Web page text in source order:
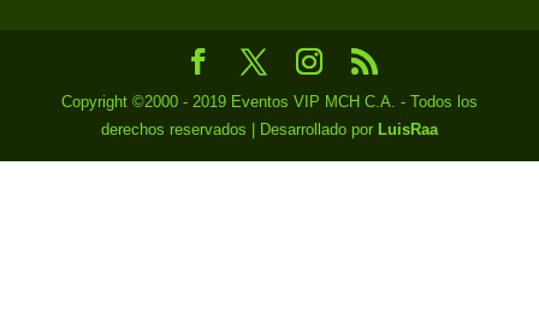
Copyright ©2000 - 2019 Eventos VIP MCH C.A. - Todos los
derechos reservados | Desarrollado por LuisRaa